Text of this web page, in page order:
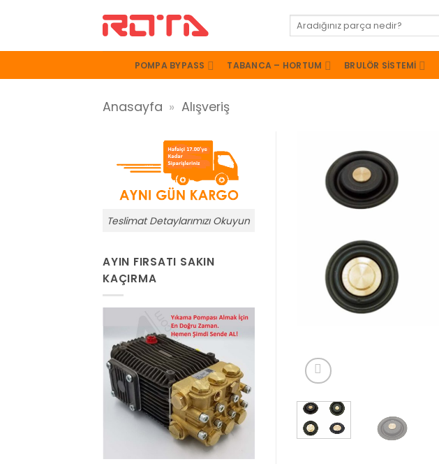
Ara:
POMPA BYPASS TABANCA – HORTUM BRULÖR SISTEMI
Anasayfa » Alışveriş
Teslimat Detaylarımızı Okuyun
AYIN FIRSATI SAKIN
KAÇIRMA